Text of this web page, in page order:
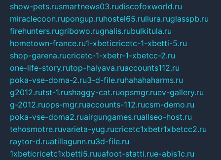
show-pets.rusmartnews03.rudiscofoxworld.ru
miraclecoon.rupongup.ruhostel65.ruliura.ruglasspb.ru
firehunters.rugribowo.rugnalis.rubulkitula.ru
hometown-france.ru1-xbeticricetc-1-xbetti-5.ru
shop-garena.rucricetc-1-xbetr-1-xbetcc-2.ru
one-life-story.rutop-halyava.ruaccounts112.ru
poka-vse-doma-2.ru3-d-file.ruhahahaharms.ru
g2012.rutst-1.rushaggy-cat.ruopsmgr.ruev-gallery.ru
g-2012.ruops-mgr.ruaccounts-112.rucsm-demo.ru
poka-vse-doma2.ruairgungames.ruallseo-host.ru
tehosmotre.ruvarieta-yug.rucricetc1xbetr1xbetcc2.ru
raytor-d.ruatillagunn.ru3d-file.ru
1xbeticricetc1xbetti5.ruuafoot-statti.rue-abis1c.ru